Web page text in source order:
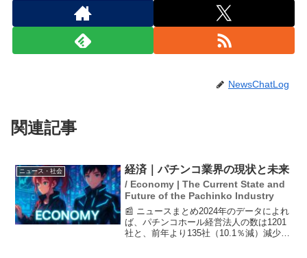
NewsChatLog
関連記事
ニュース・社会 経済｜パチンコ業界の現状と未来
/ Economy | The Current State and
Future of the Pachinko Industry
📰 ニュースまとめ2024年のデータによれ
ば、パチンコホール経営法人の数は1201
社と、前年より135社（10.1％減）減少し